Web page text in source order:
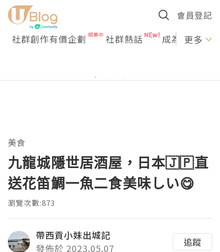
會員登記
社群創作有價企劃 社群熱話 成為U更多
美食
九龍城隱世居酒屋，日本🇯🇵直
送花笛鯛一魚二食美味しい😋
瀏覽次數:873
帶西貢小妹出城記
發佈於 2023.05.07
追蹤